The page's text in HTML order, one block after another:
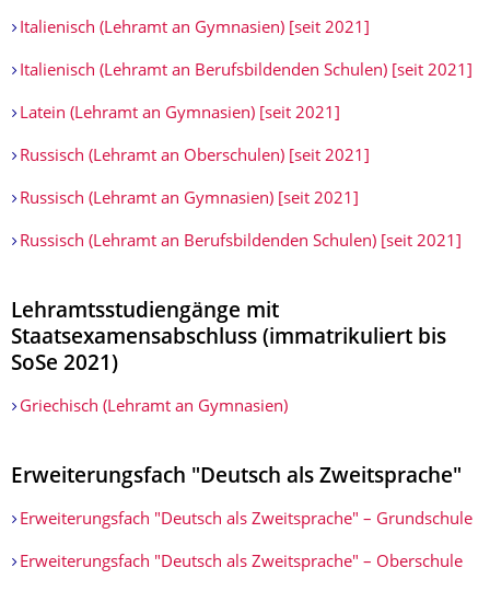
Italienisch (Lehramt an Gymnasien) [seit 2021]
Italienisch (Lehramt an Berufsbildenden Schulen) [seit 2021]
Latein (Lehramt an Gymnasien) [seit 2021]
Russisch (Lehramt an Oberschulen) [seit 2021]
Russisch (Lehramt an Gymnasien) [seit 2021]
Russisch (Lehramt an Berufsbildenden Schulen) [seit 2021]
Lehramtsstudiengänge mit
Staatsexamensabschluss (immatrikuliert bis
SoSe 2021)
Griechisch (Lehramt an Gymnasien)
Erweiterungsfach "Deutsch als Zweitsprache"
Erweiterungsfach "Deutsch als Zweitsprache" – Grundschule
Erweiterungsfach "Deutsch als Zweitsprache" – Oberschule